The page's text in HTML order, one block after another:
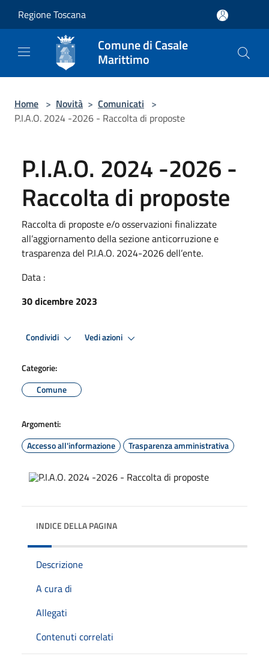
Regione Toscana
Comune di Casale
Marittimo
Home > Novità > Comunicati >
P.I.A.O. 2024 -2026 - Raccolta di proposte
P.I.A.O. 2024 -2026 -
Raccolta di proposte
Raccolta di proposte e/o osservazioni finalizzate
all’aggiornamento della sezione anticorruzione e
trasparenza del P.I.A.O. 2024-2026 dell’ente.
Data :
30 dicembre 2023
Condividi Vedi azioni
Categorie:
Comune
Argomenti:
Accesso all'informazione
Trasparenza amministrativa
INDICE DELLA PAGINA
Descrizione
A cura di
Allegati
Contenuti correlati